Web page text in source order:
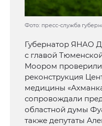
Фото: пресс-служба
Губернатор ЯНАО
с главой
Моором
реконструкция
медицины
сопровождали
областной думы
также депутаты